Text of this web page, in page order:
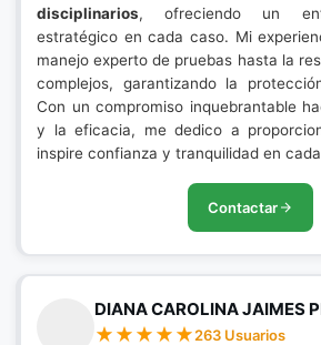
disciplinarios, ofreciendo un
estratégico en cada caso. Mi
manejo experto de pruebas hasta la
complejos, garantizando la
Con un compromiso inquebrantable
y la eficacia, me dedico a
inspire confianza y tranquilidad en
Contactar
DIANA CAROLINA JAIMES
263 Usuarios